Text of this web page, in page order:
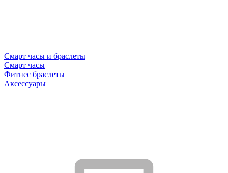
Смарт часы и браслеты
Смарт часы
Фитнес браслеты
Аксессуары